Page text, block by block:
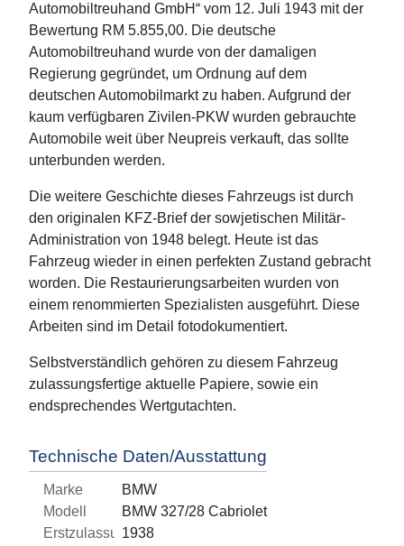
Automobiltreuhand GmbH“ vom 12. Juli 1943 mit der
Bewertung RM 5.855,00. Die deutsche
Automobiltreuhand wurde von der damaligen
Regierung gegründet, um Ordnung auf dem
deutschen Automobilmarkt zu haben. Aufgrund der
kaum verfügbaren Zivilen-PKW wurden gebrauchte
Automobile weit über Neupreis verkauft, das sollte
unterbunden werden.
Die weitere Geschichte dieses Fahrzeugs ist durch
den originalen KFZ-Brief der sowjetischen Militär-
Administration von 1948 belegt. Heute ist das
Fahrzeug wieder in einen perfekten Zustand gebracht
worden. Die Restaurierungsarbeiten wurden von
einem renommierten Spezialisten ausgeführt. Diese
Arbeiten sind im Detail fotodokumentiert.
Selbstverständlich gehören zu diesem Fahrzeug
zulassungsfertige aktuelle Papiere, sowie ein
endsprechendes Wertgutachten.
Technische Daten/Ausstattung
Marke
BMW
Modell
BMW 327/28 Cabriolet
Erstzulassung1938